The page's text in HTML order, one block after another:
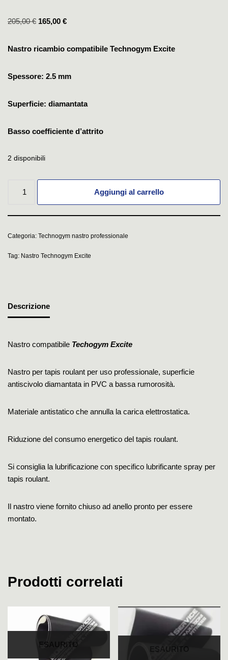
205,00€ 165,00 €
Nastro ricambio compatibile Technogym Excite
Spessore: 2.5 mm
Superficie: diamantata
Basso coefficiente d’attrito
2 disponibili
Aggiungi al carrello
Categoria: Technogym nastro professionale
Tag: Nastro Technogym Excite
Descrizione
Nastro compatibile Techogym Excite
Nastro per tapis roulant per uso professionale, superficie
antiscivolo diamantata in PVC a bassa rumorosità.
Materiale antistatico che annulla la carica elettrostatica.
Riduzione del consumo energetico del tapis roulant.
Si consiglia la lubrificazione con specifico lubrificante spray per
tapis roulant.
Il nastro viene fornito chiuso ad anello pronto per essere
montato.
Prodotti correlati
ESAURITO
ESAURITO